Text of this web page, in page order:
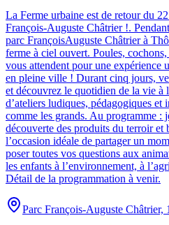
La Ferme urbaine est de retour du
François-Auguste Châtrier !.
parc FrançoisAuguste Châtrier à
ferme à ciel ouvert. Poules,
vous attendent pour une
en pleine ville ! Durant cinq jours,
et découvrez le quotidien de la vie à
d’ateliers ludiques, pédagogiques et
comme les grands. Au programme :
découverte des produits du terroir et
l’occasion idéale de partager un
poser toutes vos questions aux
les enfants à l’environnement, à
Détail de la programmation à venir.
Parc François-Auguste Châtrier,